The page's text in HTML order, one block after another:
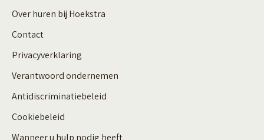
Over huren bij Hoekstra
Contact
Privacyverklaring
Verantwoord ondernemen
Antidiscriminatiebeleid
Cookiebeleid
Wanneer u hulp nodig heeft